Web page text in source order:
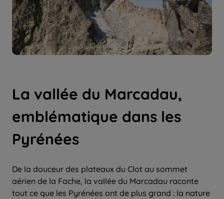
© GUIX Olivier
La vallée du Marcadau,
emblématique dans les
Pyrénées
De la douceur des plateaux du Clot au sommet
aérien de la Fache, la vallée du Marcadau raconte
tout ce que les Pyrénées ont de plus grand : la nature